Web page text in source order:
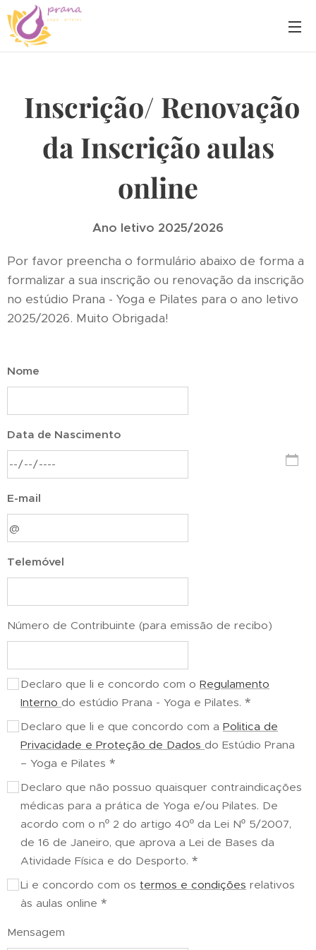
Inscrição/ Renovação
da Inscrição aulas
online
Ano letivo 2025/2026
Por favor preencha o formulário abaixo de forma a
formalizar a sua inscrição ou renovação da inscrição
no estúdio Prana - Yoga e Pilates para o ano letivo
2025/2026. Muito Obrigada!
Nome
Data de Nascimento
E-mail
Telemóvel
Número de Contribuinte (para emissão de recibo)
Declaro que li e concordo com o Regulamento
Interno do estúdio Prana - Yoga e Pilates.
Declaro que li e que concordo com a Politica de
Privacidade e Proteção de Dados do Estúdio Prana
– Yoga e Pilates
Declaro que não possuo quaisquer contraindicações
médicas para a prática de Yoga e/ou Pilates. De
acordo com o nº 2 do artigo 40º da Lei Nº 5/2007,
de 16 de Janeiro, que aprova a Lei de Bases da
Atividade Física e do Desporto.
Li e concordo com os termos e condições relativos
às aulas online
Mensagem